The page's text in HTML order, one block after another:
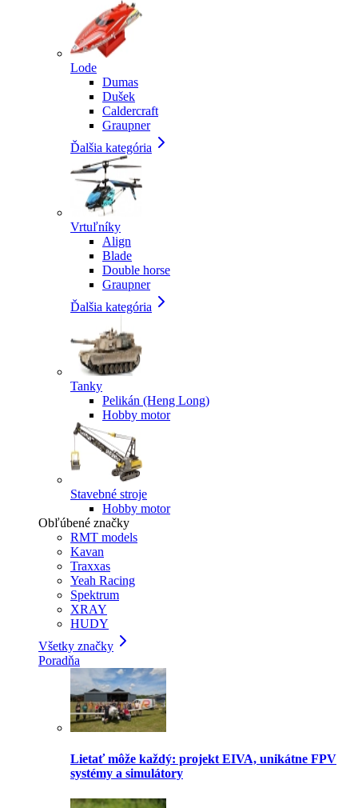
Lode
Dumas
Dušek
Caldercraft
Graupner
Ďalšia kategória
Vrtuľníky
Align
Blade
Double horse
Graupner
Ďalšia kategória
Tanky
Pelikán (Heng Long)
Hobby motor
Stavebné stroje
Hobby motor
Obľúbené značky
RMT models
Kavan
Traxxas
Yeah Racing
Spektrum
XRAY
HUDY
Všetky značky
Poradňa
Lietať môže každý: projekt EIVA, unikátne FPV
systémy a simulátory